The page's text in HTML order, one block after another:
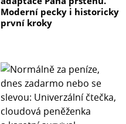
Moderní pecky i historicky
první kroky